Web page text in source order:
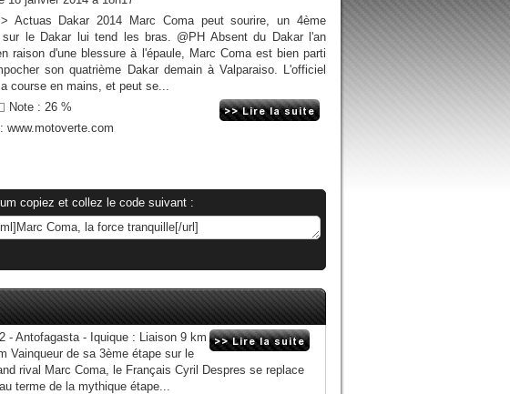
Actuas Dakar 2014 Marc Coma peut sourire, un 4ème
le Dakar lui tend les bras. @PH Absent du Dakar l'an
raison d'une blessure à l'épaule, Marc Coma est bien parti
son quatrième Dakar demain à Valparaiso. L'officiel
course en mains, et peut se...
Note : 26 %
www.motoverte.com
copiez et collez le code suivant :
- Antofagasta - Iquique : Liaison 9 km
Vainqueur de sa 3ème étape sur le
rival Marc Coma, le Français Cyril Despres se replace
terme de la mythique étape...